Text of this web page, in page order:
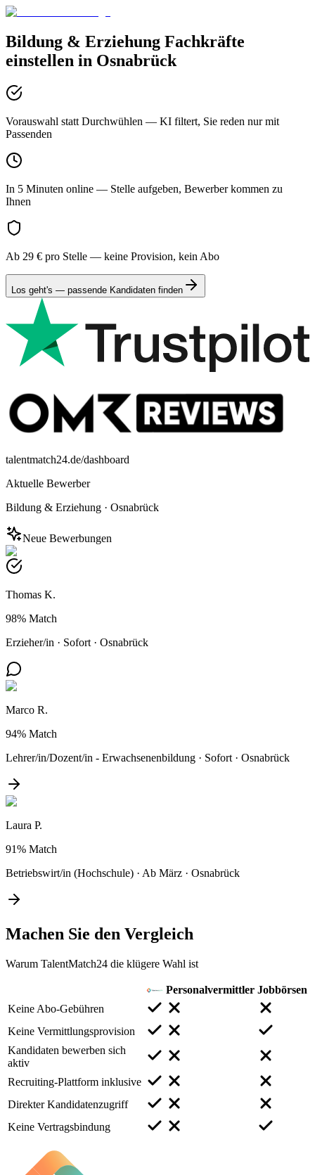
Bildung & Erziehung Fachkräfte
einstellen in Osnabrück
Vorauswahl statt Durchwühlen — KI filtert, Sie reden nur mit
Passenden
In 5 Minuten online — Stelle aufgeben, Bewerber kommen zu
Ihnen
Ab 29 € pro Stelle — keine Provision, kein Abo
Los geht's — passende Kandidaten finden
talentmatch24.de/dashboard
Aktuelle Bewerber
Bildung & Erziehung · Osnabrück
Neue Bewerbungen
Thomas K.
98% Match
Erzieher/in · Sofort · Osnabrück
Marco R.
94% Match
Lehrer/in/Dozent/in - Erwachsenenbildung · Sofort · Osnabrück
Laura P.
91% Match
Betriebswirt/in (Hochschule) · Ab März · Osnabrück
Machen Sie den Vergleich
Warum TalentMatch24 die klügere Wahl ist
Personalvermittler Jobbörsen
Keine Abo-Gebühren
Keine Vermittlungsprovision
Kandidaten bewerben sich
aktiv
Recruiting-Plattform inklusive
Direkter Kandidatenzugriff
Keine Vertragsbindung